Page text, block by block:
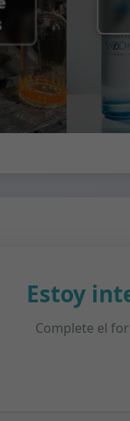
Estoy
Complete el